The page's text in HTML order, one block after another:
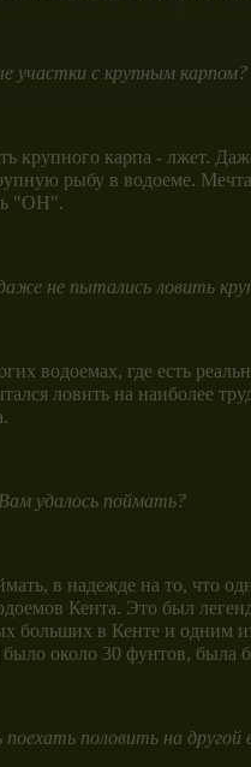
участки с крупным карпом?
карпа - лжет.
рыбу в водоеме.
"ОН".
не пытались ловить
водоемах, где есть
ловить на
удалось поймать?
в надежде на то, что
Кента. Это был
в Кенте и одним
около 30 фунтов, была
половить на другой